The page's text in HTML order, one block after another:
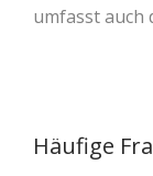
umfasst auch
Häufige